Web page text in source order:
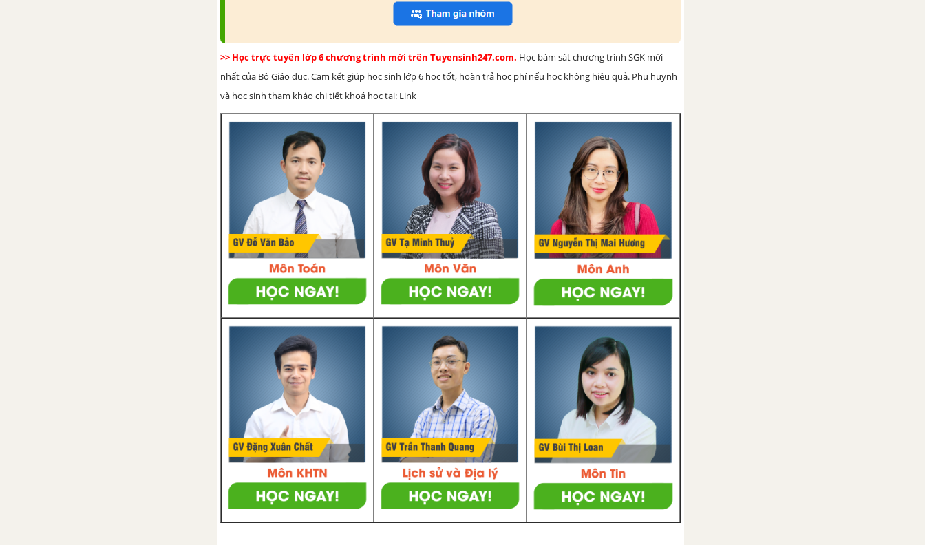
>> Học trực tuyến lớp 6 chương trình mới trên Tuyensinh247.com. Học bám sát chương trình SGK mới
nhất của Bộ Giáo dục. Cam kết giúp học sinh lớp 6 học tốt, hoàn trả học phí nếu học không hiệu quả. Phụ huynh
và học sinh tham khảo chi tiết khoá học tại: Link